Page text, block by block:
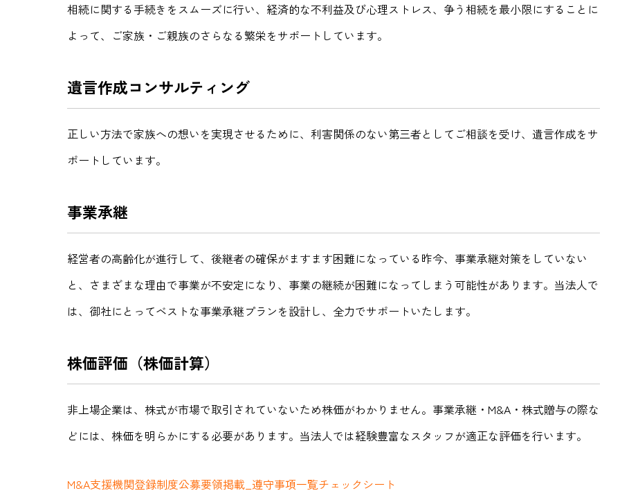
相続に関する手続きをスムーズに行い、経済的な不利益及び心理ストレス、争う相続を最小限にすることに
よって、ご家族・ご親族のさらなる繁栄をサポートしています。
遺言作成コンサルティング
正しい方法で家族への想いを実現させるために、利害関係のない第三者としてご相談を受け、遺言作成をサ
ポートしています。
事業承継
経営者の高齢化が進行して、後継者の確保がますます困難になっている昨今、事業承継対策をしていない
と、さまざまな理由で事業が不安定になり、事業の継続が困難になってしまう可能性があります。当法人で
は、御社にとってベストな事業承継プランを設計し、全力でサポートいたします。
株価評価（株価計算）
非上場企業は、株式が市場で取引されていないため株価がわかりません。事業承継・M&A・株式贈与の際な
どには、株価を明らかにする必要があります。当法人では経験豊富なスタッフが適正な評価を行います。
M&A支援機関登録制度公募要領掲載_遵守事項一覧チェックシート